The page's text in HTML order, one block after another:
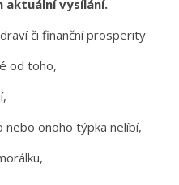
aktuální vysílání.
či finanční prosperity
od toho,
nebo onoho týpka nelíbí,